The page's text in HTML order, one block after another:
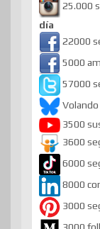
25.000
día
22000
5000
57000
3500
3600
6000
8000
3000